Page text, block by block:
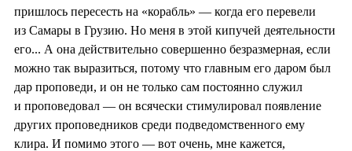
пришлось пересесть на «корабль» — когда его перевели
из Самары в Грузию. Но меня в этой кипучей деятельности
его... А она действительно совершенно безразмерная, если
можно так выразиться, потому что главным его даром был
дар проповеди, и он не только сам постоянно служил
и проповедовал — он всячески стимулировал появление
других проповедников среди подведомственного ему
клира. И помимо этого — вот очень, мне кажется,